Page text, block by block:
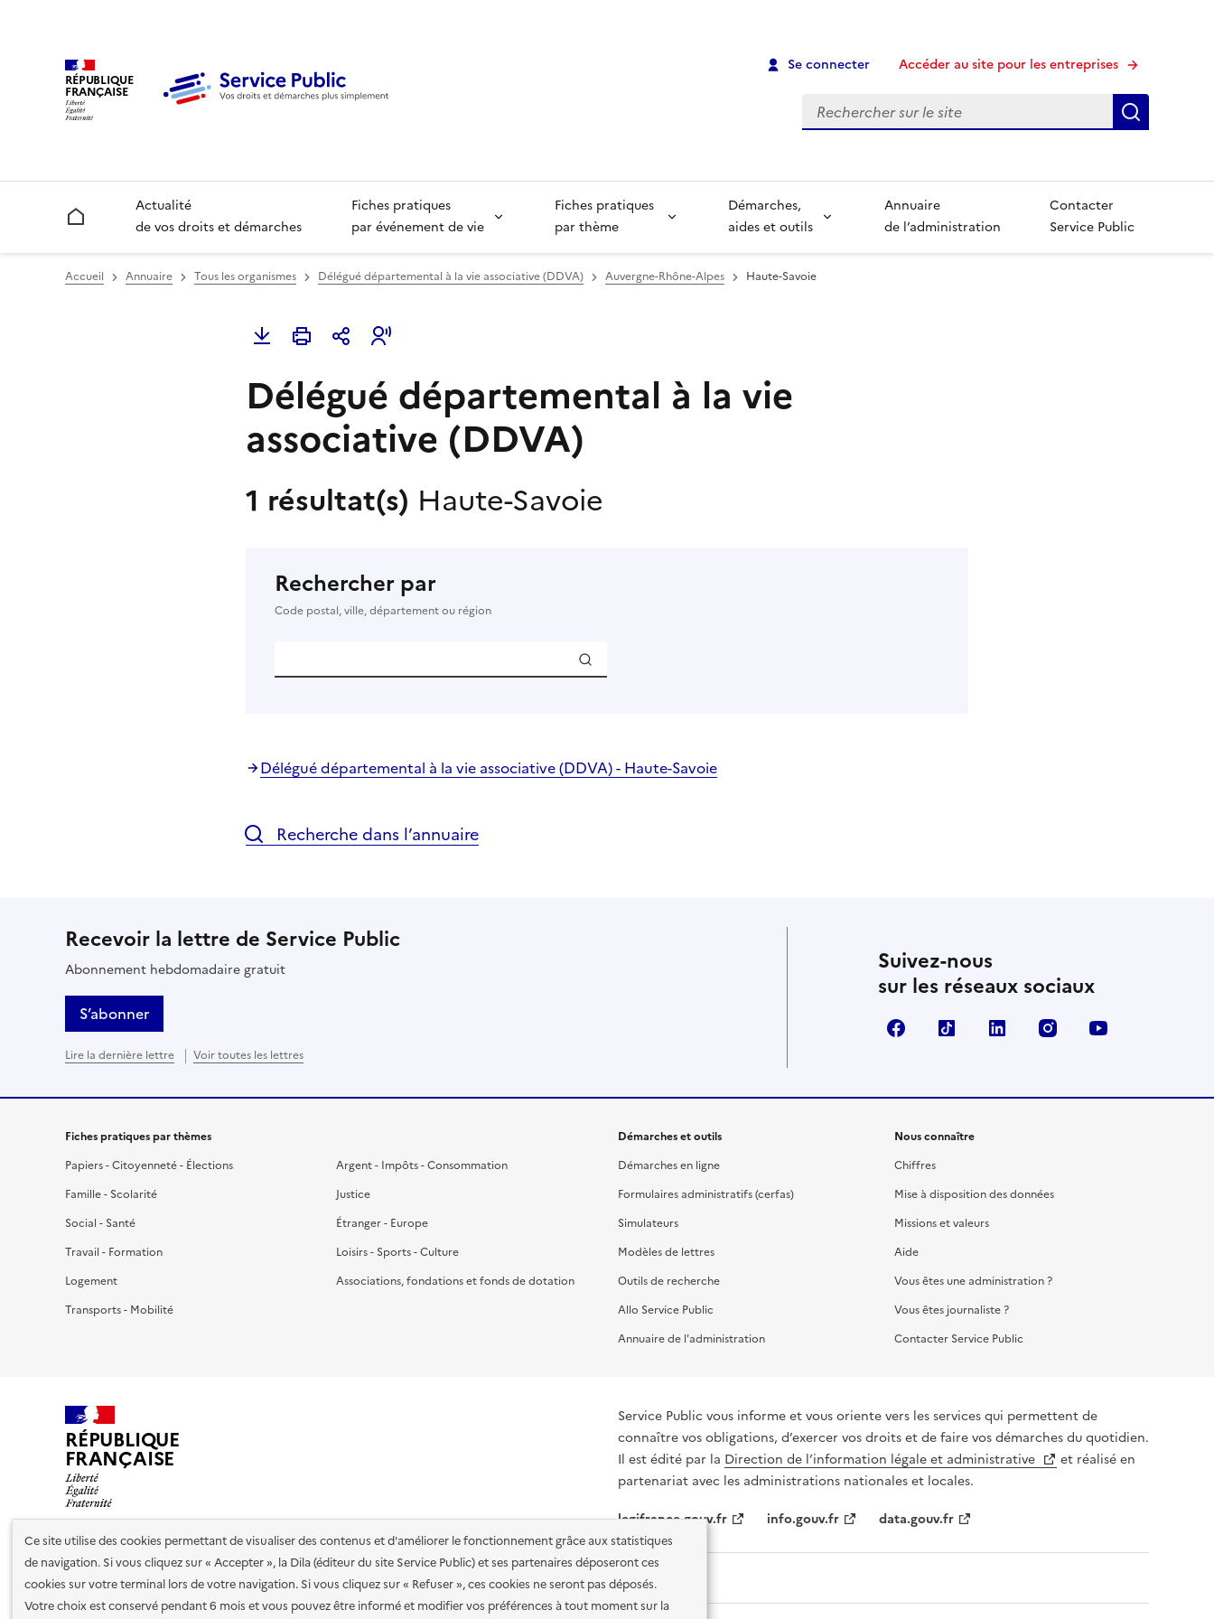
Ce site utilise des cookies permettant de visualiser des contenus et d'améliorer le fonctionnement grâce aux statistiques
de navigation. Si vous cliquez sur « Accepter », la Dila (éditeur du site Service Public) et ses partenaires déposeront ces
cookies sur votre terminal lors de votre navigation. Si vous cliquez sur « Refuser », ces cookies ne seront pas déposés.
Votre choix est conservé pendant 6 mois et vous pouvez être informé et modifier vos préférences à tout moment sur la
RÉPUBLIQUE
FRANÇAISE
Se connecter Accéder au site pour les entreprises
Recherche
Accueil
Actualité
de vos droits et démarches
Fiches pratiques
par événement de vie
Fiches pratiques
par thème
Démarches,
aides et outils
Annuaire
de l’administration
Contacter
Service Public
Accueil Annuaire Tous les organismes Délégué départemental à la vie associative (DDVA) Auvergne-Rhône-Alpes Haute-Savoie
Délégué départemental à la vie
associative (DDVA)
1 résultat(s) Haute-Savoie
Rechercher par
Code postal, ville, département ou région
Délégué départemental à la vie associative (DDVA) - Haute-Savoie
Recherche dans l’annuaire
Recevoir la lettre de Service Public
Abonnement hebdomadaire gratuit
S’abonner
Lire la dernière lettre Voir toutes les lettres
Suivez-nous
sur les réseaux sociaux
FacebookTikTok LinkedIn Instagram
Fiches pratiques par thèmes
Papiers - Citoyenneté - Élections
Famille - Scolarité
Social - Santé
Travail - Formation
Logement
Transports - Mobilité
Argent - Impôts - Consommation
Justice
Étranger - Europe
Loisirs - Sports - Culture
Associations, fondations et fonds de dotation
Démarches et outils
Démarches en ligne
Formulaires administratifs (cerfas)
Simulateurs
Modèles de lettres
Outils de recherche
Allo Service Public
Annuaire de l'administration
Nous connaître
Chiffres
Mise à disposition des données
Missions et valeurs
Aide
Vous êtes une administration ?
Vous êtes journaliste ?
Contacter Service Public
RÉPUBLIQUE
FRANÇAISE
Service Public vous informe et vous oriente vers les services qui permettent de
connaître vos obligations, d’exercer vos droits et de faire vos démarches du quotidien.
Il est édité par la Direction de l’information légale et administrative
et réalisé en
partenariat avec les administrations nationales et locales.
legifrance.gouv.fr
info.gouv.fr data.gouv.fr
Nos partenaires